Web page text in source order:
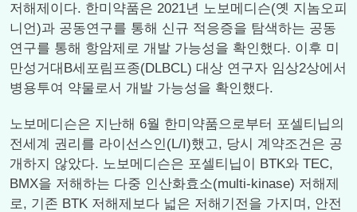
저해제이다. 한미약품은 2021년 노보메디슨(옛 지놈오피
니언)과 공동연구를 통해 신규 적응증을 탐색하는 공동
연구를 통해 항암제로 개발 가능성을 확인했다. 이후 미
만성거대B세포림프종(DLBCL) 대상 연구자 임상2상에서
병용투여 약물로서 개발 가능성을 확인했다.
노보메디슨은 지난해 6월 한미약품으로부터 포셀티닙의
전세계 권리를 라이선스인(L/I)했고, 당시 계약조건은 공
개하지 않았다. 노보메디슨은 포셀티닙이 BTK와 TEC,
BMX을 저해하는 다중 인산화효소(multi-kinase) 저해제
로, 기존 BTK 저해제보다 넓은 저해기전을 가지며, 안전